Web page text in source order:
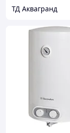
ТД Аквагранд